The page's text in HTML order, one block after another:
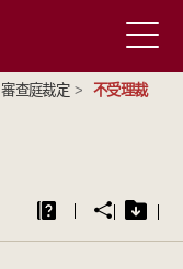
審查庭裁定 >
不受理裁